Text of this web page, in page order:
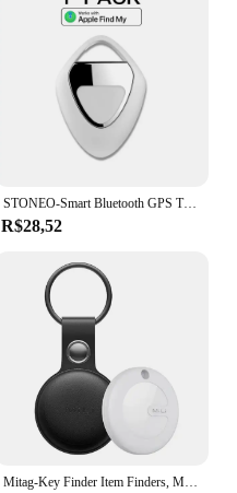
STONEO-Smart Bluetooth GPS Tracker, Dispositivo Anti-Perdido para Chaves, Animais de Estimação, Idosos, Crianças, Compatível com Apple Find,
R$28,52
Mitag-Key Finder Item Finders, MFi Certified, Bluetooth, GPS, Gato, Dog Locator, Rastreador, Dispositivo Anti-Loss, Funciona com a Apple Find, Meu